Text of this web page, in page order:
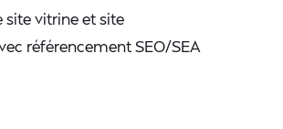
site vitrine et site
référencement SEO/SEA